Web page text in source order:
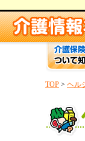
TOP > ヘル